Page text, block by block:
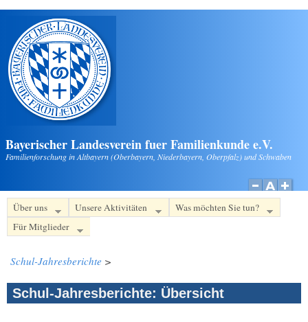
Direkt zum Inhalt
Bayerischer Landesverein fuer Familienkunde e.V.
Familienforschung in Altbayern (Oberbayern, Niederbayern, Oberpfalz) und Schwaben
Über uns Unsere Aktivitäten
Was möchten Sie tun?
Für Mitglieder
Schul-Jahresberichte >
Schul-Jahresberichte: Übersicht